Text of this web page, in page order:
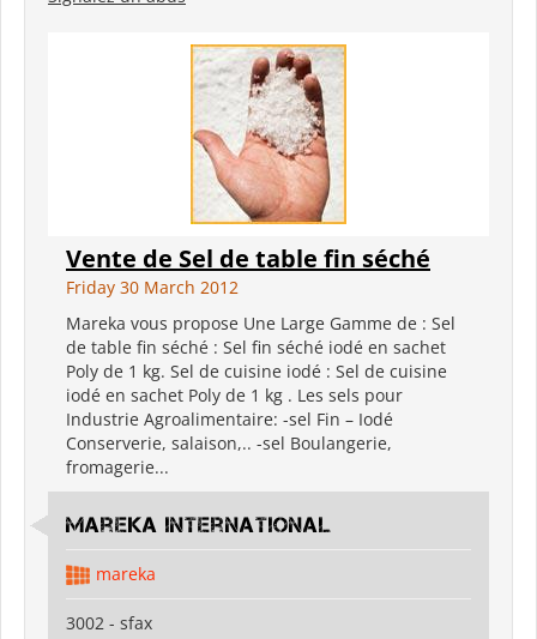
Vente de Sel de table fin séché
Friday 30 March 2012
Mareka vous propose Une Large Gamme de : Sel
de table fin séché : Sel fin séché iodé en sachet
Poly de 1 kg. Sel de cuisine iodé : Sel de cuisine
iodé en sachet Poly de 1 kg . Les sels pour
Industrie Agroalimentaire: -sel Fin – Iodé
Conserverie, salaison,.. -sel Boulangerie,
fromagerie...
Mareka international
mareka
3002 - sfax